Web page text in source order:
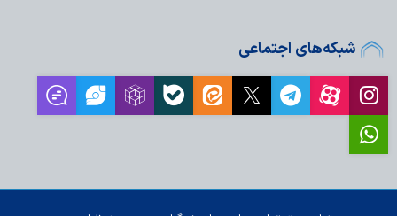
شبکه‌های اجتماعی